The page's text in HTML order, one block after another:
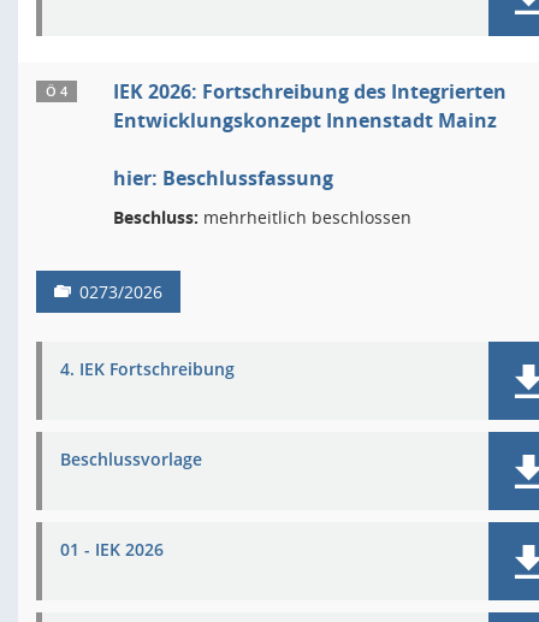
Ö 4
IEK 2026: Fortschreibung des Integrierten
Entwicklungskonzept Innenstadt Mainz
hier: Beschlussfassung
Beschluss: mehrheitlich beschlossen
0273/2026
4. IEK Fortschreibung
Beschlussvorlage
01 - IEK 2026